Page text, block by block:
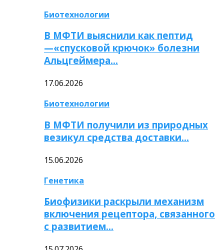
Биотехнологии
В МФТИ выяснили как пептид
—«спусковой крючок» болезни
Альцгеймера…
17.06.2026
Биотехнологии
В МФТИ получили из природных
везикул средства доставки…
15.06.2026
Генетика
Биофизики раскрыли механизм
включения рецептора, связанного
с развитием…